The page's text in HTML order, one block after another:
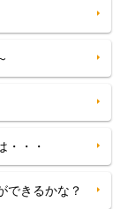
・・・
できるかな？